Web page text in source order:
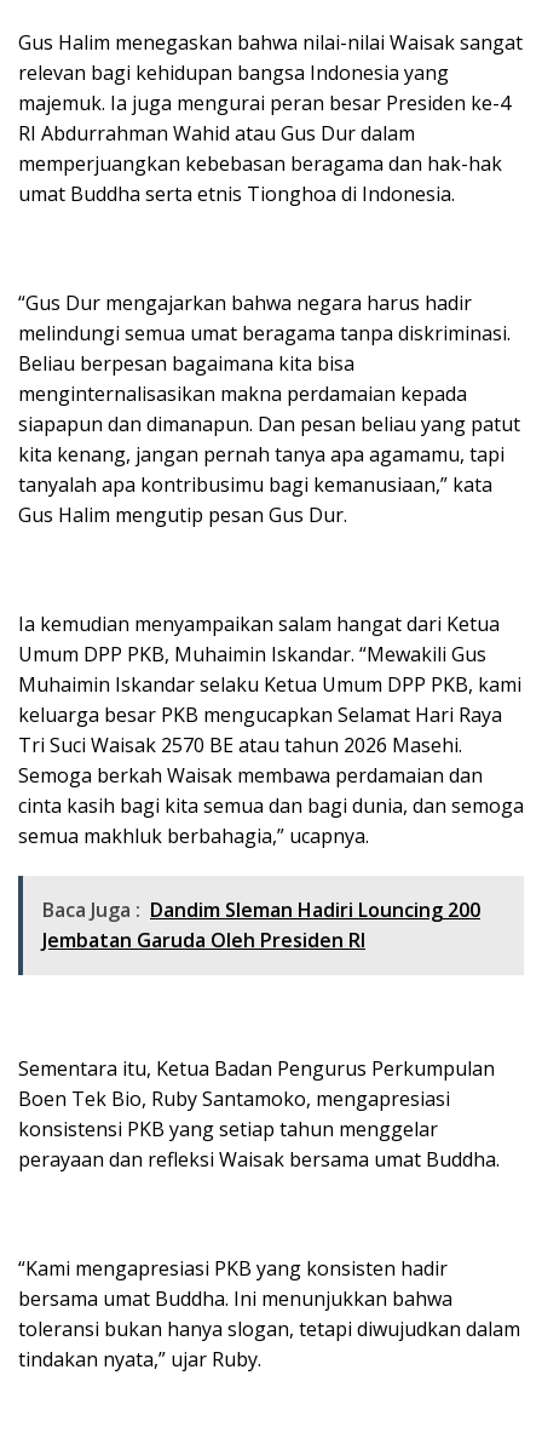
Gus Halim menegaskan bahwa nilai-nilai Waisak sangat
relevan bagi kehidupan bangsa Indonesia yang
majemuk. Ia juga mengurai peran besar Presiden ke-4
RI Abdurrahman Wahid atau Gus Dur dalam
memperjuangkan kebebasan beragama dan hak-hak
umat Buddha serta etnis Tionghoa di Indonesia.
“Gus Dur mengajarkan bahwa negara harus hadir
melindungi semua umat beragama tanpa diskriminasi.
Beliau berpesan bagaimana kita bisa
menginternalisasikan makna perdamaian kepada
siapapun dan dimanapun. Dan pesan beliau yang patut
kita kenang, jangan pernah tanya apa agamamu, tapi
tanyalah apa kontribusimu bagi kemanusiaan,” kata
Gus Halim mengutip pesan Gus Dur.
Ia kemudian menyampaikan salam hangat dari Ketua
Umum DPP PKB, Muhaimin Iskandar. “Mewakili Gus
Muhaimin Iskandar selaku Ketua Umum DPP PKB, kami
keluarga besar PKB mengucapkan Selamat Hari Raya
Tri Suci Waisak 2570 BE atau tahun 2026 Masehi.
Semoga berkah Waisak membawa perdamaian dan
cinta kasih bagi kita semua dan bagi dunia, dan semoga
semua makhluk berbahagia,” ucapnya.
Baca Juga : Dandim Sleman Hadiri Louncing 200
Jembatan Garuda Oleh Presiden RI
Sementara itu, Ketua Badan Pengurus Perkumpulan
Boen Tek Bio, Ruby Santamoko, mengapresiasi
konsistensi PKB yang setiap tahun menggelar
perayaan dan refleksi Waisak bersama umat Buddha.
“Kami mengapresiasi PKB yang konsisten hadir
bersama umat Buddha. Ini menunjukkan bahwa
toleransi bukan hanya slogan, tetapi diwujudkan dalam
tindakan nyata,” ujar Ruby.